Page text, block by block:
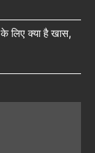
लिए क्या है खास,